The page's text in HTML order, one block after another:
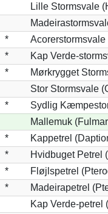
Lille Stormsvale
*
*
Kap Verde-
*
Mørkrygget
Stor Stormsvale
*
Sydlig
Mallemuk
*
Kappetrel
*
Hvidbuget Petrel
*
Fløjlspetrel
*
Madeirapetrel
Kap Verde-petrel